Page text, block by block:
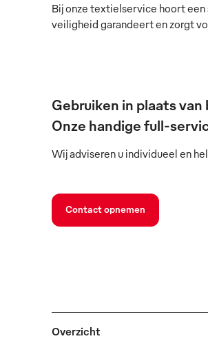
Bij onze textielservice hoort
veiligheid garandeert en zorgt
Gebruiken in plaats
Onze handige full-
Wij adviseren u individueel en
Contact opnemen
Overzicht